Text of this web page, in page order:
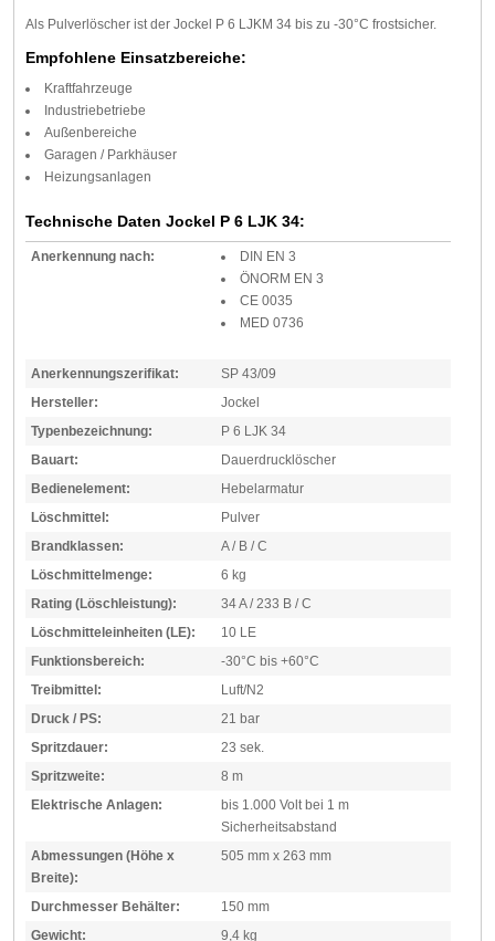
Als Pulverlöscher ist der Jockel P 6 LJKM 34 bis zu -30°C frostsicher.
Empfohlene Einsatzbereiche:
Kraftfahrzeuge
Industriebetriebe
Außenbereiche
Garagen / Parkhäuser
Heizungsanlagen
Technische Daten Jockel P 6 LJK 34:
Anerkennung nach:
DIN EN 3
ÖNORM EN 3
CE 0035
MED 0736
Anerkennungszerifikat:
SP 43/09
Hersteller:
Jockel
Typenbezeichnung:
P 6 LJK 34
Bauart:
Dauerdrucklöscher
Bedienelement:
Hebelarmatur
Löschmittel:
Pulver
Brandklassen:
A / B / C
Löschmittelmenge:
6 kg
Rating (Löschleistung):
34 A / 233 B / C
Löschmitteleinheiten (LE):
10 LE
Funktionsbereich:
-30°C bis +60°C
Treibmittel:
Luft/N2
Druck / PS:
21 bar
Spritzdauer:
23 sek.
Spritzweite:
8 m
Elektrische Anlagen:
bis 1.000 Volt bei 1 m
Sicherheitsabstand
Abmessungen (Höhe x
Breite):
505 mm x 263 mm
Durchmesser Behälter:
150 mm
Gewicht:
9,4 kg